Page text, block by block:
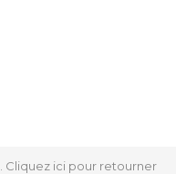
Cliquez ici pour retourner